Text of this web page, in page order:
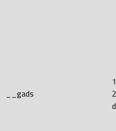
__gads